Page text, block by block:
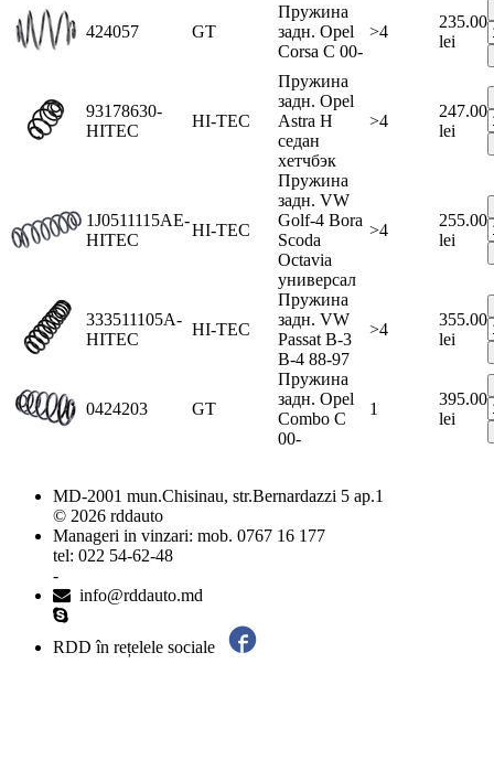
424057 GT
Пружина
задн. Opel
Corsa C 00-
>4
235.00
lei
93178630-
HITEC
HI-TEC
Пружина
задн. Opel
Astra H
седан
хетчбэк
>4
247.00
lei
1J0511115AE-
HITEC
HI-TEC
Пружина
задн. VW
Golf-4 Bora
Scoda
Octavia
универсал
>4
255.00
lei
333511105A-
HITEC
HI-TEC
Пружина
задн. VW
Passat B-3
B-4 88-97
>4
355.00
lei
0424203 GT
Пружина
задн. Opel
Combo C
00-
1
395.00
lei
MD-2001 mun.Chisinau, str.Bernardazzi 5 ap.1
© 2026 rddauto
Manageri in vinzari: mob. 0767 16 177
tel: 022 54-62-48
-
info@rddauto.md
RDD în rețelele sociale